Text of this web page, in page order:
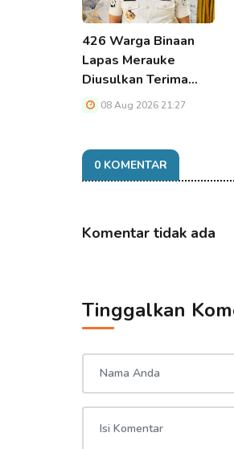
426 Warga Binaan
Lapas Merauke
Diusulkan Terima…
08 Aug 2026 21:27
0 KOMENTAR
Komentar tidak ada
Tinggalkan